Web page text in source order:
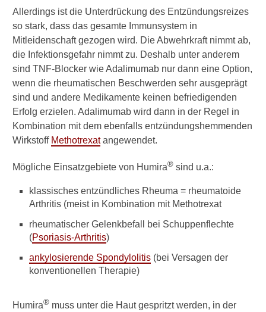
Allerdings ist die Unterdrückung des Entzündungsreizes
so stark, dass das gesamte Immunsystem in
Mitleidenschaft gezogen wird. Die Abwehrkraft nimmt ab,
die Infektionsgefahr nimmt zu. Deshalb unter anderem
sind TNF-Blocker wie Adalimumab nur dann eine Option,
wenn die rheumatischen Beschwerden sehr ausgeprägt
sind und andere Medikamente keinen befriedigenden
Erfolg erzielen. Adalimumab wird dann in der Regel in
Kombination mit dem ebenfalls entzündungshemmenden
Wirkstoff Methotrexatangewendet.
Mögliche Einsatzgebiete von Humira® sind u.a.:
klassisches entzündliches Rheuma = rheumatoide
Arthritis (meist in Kombination mit Methotrexat
rheumatischer Gelenkbefall bei Schuppenflechte
(Psoriasis-Arthritis)
ankylosierende Spondylolitis (bei Versagen der
konventionellen Therapie)
Humira® muss unter die Haut gespritzt werden, in der
f
l
a
n
e
n
g
e
n
o
i
t
s
u
l
c
e
o